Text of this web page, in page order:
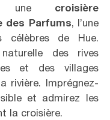
une croisière
des Parfums, l’une
célèbres de Hue.
des rives
et des villages
rivière. Imprégnez-
et admirez les
la croisière.